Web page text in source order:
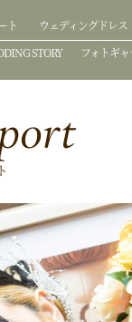
ト ウェディングドレス
STORY フォトギ